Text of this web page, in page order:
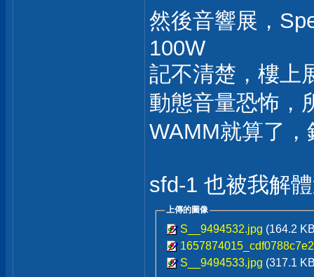
然後音響展，
100W
記不清楚，樓上
動態音量恐怖，
WAMM就算了
sfd-1 也被我解
上傳的圖像
S__9494532.jpg (164.2
S__9494533.jpg (317.1